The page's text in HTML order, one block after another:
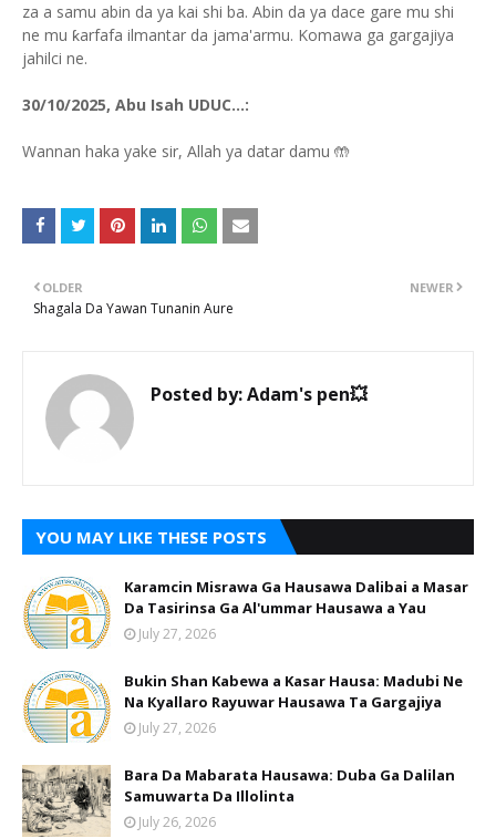
za a samu abin da ya kai shi ba. Abin da ya dace gare mu shi
ne mu ƙarfafa ilmantar da jama'armu. Komawa ga gargajiya
jahilci ne.
30/10/2025, Abu Isah UDUC...:
Wannan haka yake sir, Allah ya datar damu 🤲
NEWER
OLDER
Shagala Da Yawan Tunanin Aure
Posted by:Adam's pen💥
YOU MAY LIKE THESE POSTS
Karamcin Misrawa Ga Hausawa Dalibai a Masar
Da Tasirinsa Ga Al'ummar Hausawa a Yau
July 27, 2026
Bukin Shan Kabewa a Kasar Hausa: Madubi Ne
Na Кyallaro Rayuwar Hausawa Ta Gargajiya
July 27, 2026
Bara Da Mabarata Hausawa: Duba Ga Dalilan
Samuwarta Da Illolinta
July 26, 2026